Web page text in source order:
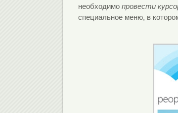
необходимо провести
специальное меню, в